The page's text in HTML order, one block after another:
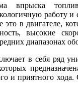
впрыска
работу
это в двигателе,
высокие
диапазонах
в себя ряд
и приятного хода.